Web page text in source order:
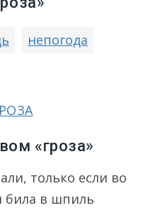
непогода
«гроза»
только если во
била в шпиль